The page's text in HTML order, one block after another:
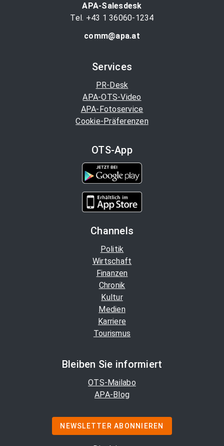
APA-Salesdesk
Tel. +43 1 36060-1234
comm@apa.at
Services
PR-Desk
APA-OTS-Video
APA-Fotoservice
Cookie-Präferenzen
OTS-App
Channels
Politik
Wirtschaft
Finanzen
Chronik
Kultur
Medien
Karriere
Tourismus
Bleiben Sie informiert
OTS-Mailabo
APA-Blog
NEWSLETTER ABONNIEREN